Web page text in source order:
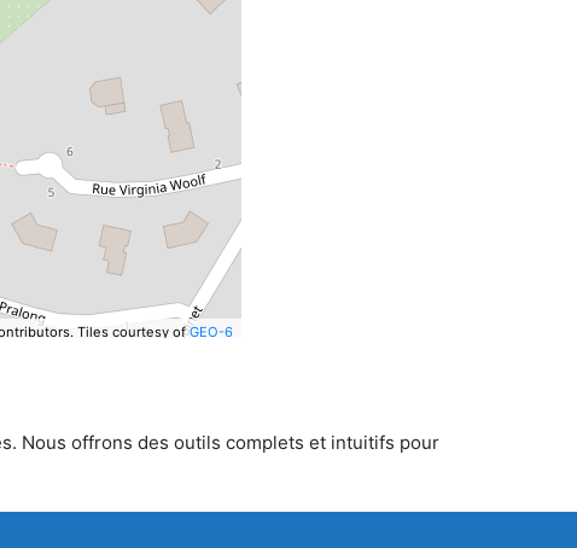
Tiles courtesy ofGEO-6
Nous offrons des outils complets et intuitifs pour